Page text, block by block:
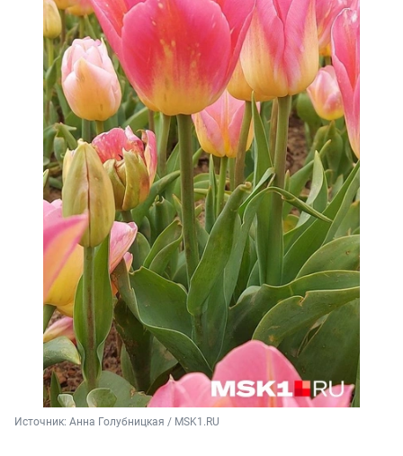
Источник: Анна Голубницкая / MSK1.RU